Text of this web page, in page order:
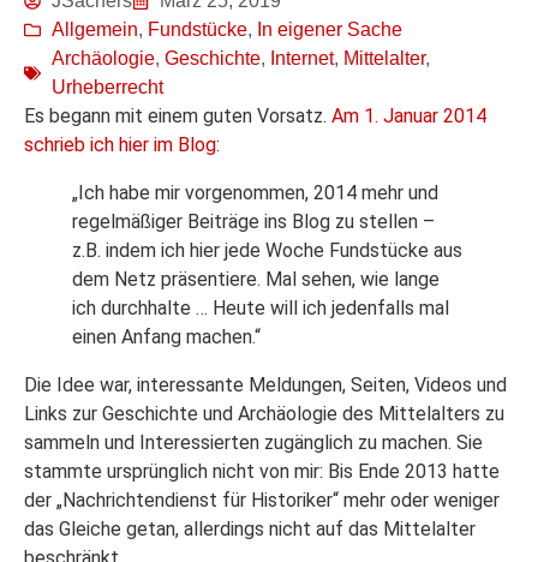
Allgemein, Fundstücke, In eigener Sache
Archäologie, Geschichte, Internet, Mittelalter,
Urheberrecht
Es begann mit einem guten Vorsatz. Am 1. Januar 2014
schrieb ich hier im Blog:
„Ich habe mir vorgenommen, 2014 mehr und
regelmäßiger Beiträge ins Blog zu stellen –
z.B. indem ich hier jede Woche Fundstücke aus
dem Netz präsentiere. Mal sehen, wie lange
ich durchhalte … Heute will ich jedenfalls mal
einen Anfang machen.“
Die Idee war, interessante Meldungen, Seiten, Videos und
Links zur Geschichte und Archäologie des Mittelalters zu
sammeln und Interessierten zugänglich zu machen. Sie
stammte ursprünglich nicht von mir: Bis Ende 2013 hatte
der „Nachrichtendienst für Historiker“ mehr oder weniger
das Gleiche getan, allerdings nicht auf das Mittelalter